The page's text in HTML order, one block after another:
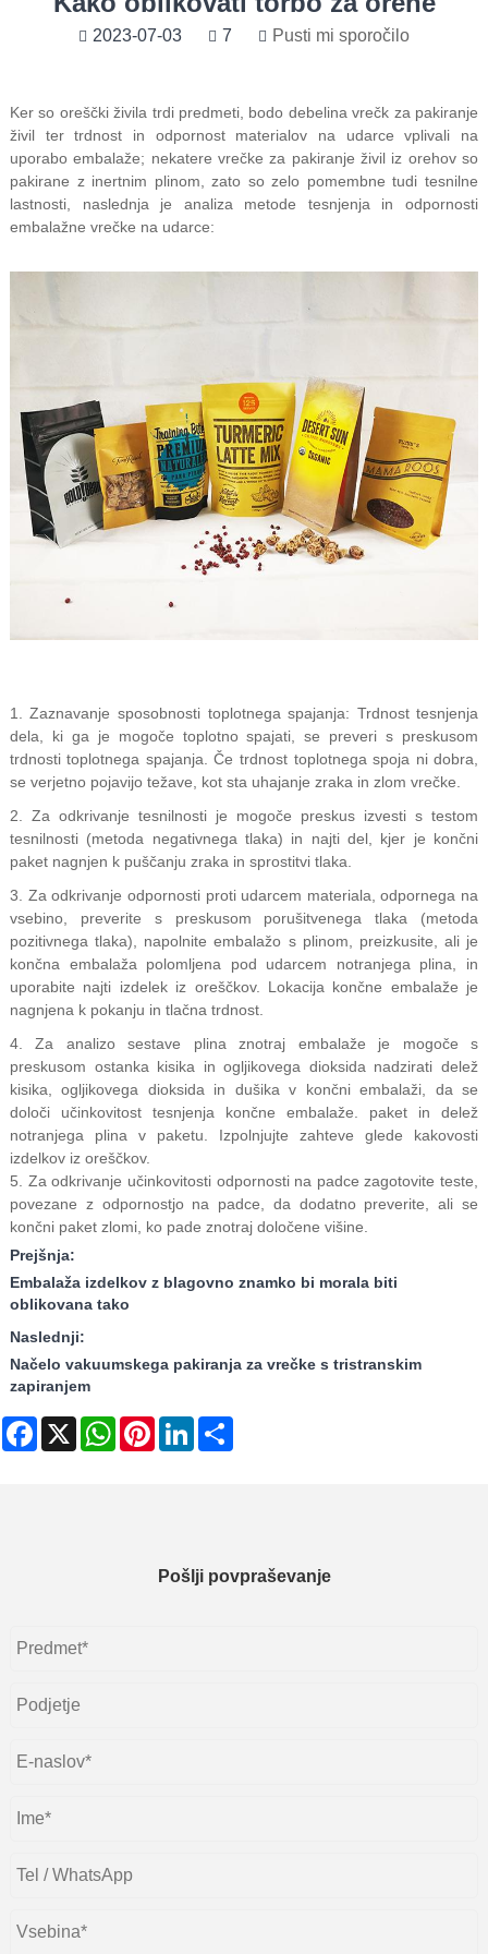
2023-07-03 7 Pusti mi sporočilo
Ker so oreščki živila trdi predmeti, bodo debelina vrečk za pakiranje
živil ter trdnost in odpornost materialov na udarce vplivali na
uporabo embalaže; nekatere vrečke za pakiranje živil iz orehov so
pakirane z inertnim plinom, zato so zelo pomembne tudi tesnilne
lastnosti, naslednja je analiza metode tesnjenja in odpornosti
embalažne vrečke na udarce:
1. Zaznavanje sposobnosti toplotnega spajanja: Trdnost tesnjenja
dela, ki ga je mogoče toplotno spajati, se preveri s preskusom
trdnosti toplotnega spajanja. Če trdnost toplotnega spoja ni dobra,
se verjetno pojavijo težave, kot sta uhajanje zraka in zlom vrečke.
2. Za odkrivanje tesnilnosti je mogoče preskus izvesti s testom
tesnilnosti (metoda negativnega tlaka) in najti del, kjer je končni
paket nagnjen k puščanju zraka in sprostitvi tlaka.
3. Za odkrivanje odpornosti proti udarcem materiala, odpornega na
vsebino, preverite s preskusom porušitvenega tlaka (metoda
pozitivnega tlaka), napolnite embalažo s plinom, preizkusite, ali je
končna embalaža polomljena pod udarcem notranjega plina, in
uporabite najti izdelek iz oreščkov. Lokacija končne embalaže je
nagnjena k pokanju in tlačna trdnost.
4. Za analizo sestave plina znotraj embalaže je mogoče s
preskusom ostanka kisika in ogljikovega dioksida nadzirati delež
kisika, ogljikovega dioksida in dušika v končni embalaži, da se
določi učinkovitost tesnjenja končne embalaže. paket in delež
notranjega plina v paketu. Izpolnjujte zahteve glede kakovosti
izdelkov iz oreščkov.
5. Za odkrivanje učinkovitosti odpornosti na padce zagotovite teste,
povezane z odpornostjo na padce, da dodatno preverite, ali se
končni paket zlomi, ko pade znotraj določene višine.
Prejšnja:
Embalaža izdelkov z blagovno znamko bi morala biti
oblikovana tako
Naslednji:
Načelo vakuumskega pakiranja za vrečke s tristranskim
zapiranjem
Facebook
X WhatsAppPinterestLinkedIn
Pošlji povpraševanje